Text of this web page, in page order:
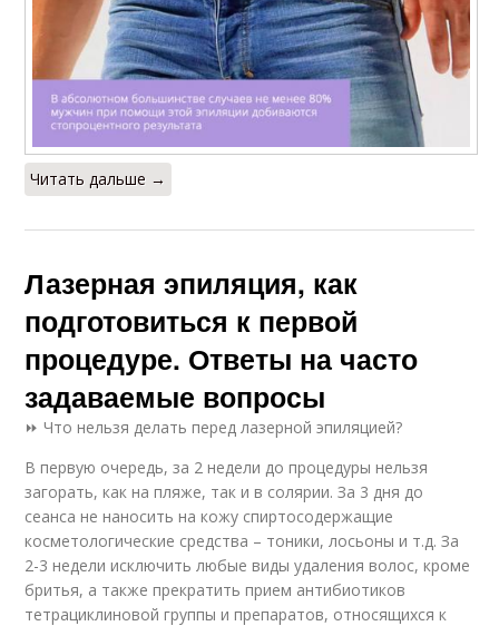
Читать дальше →
Лазерная эпиляция, как
подготовиться к первой
процедуре. Ответы на часто
задаваемые вопросы
⏩ Что нельзя делать перед лазерной эпиляцией?
В первую очередь, за 2 недели до процедуры нельзя
загорать, как на пляже, так и в солярии. За 3 дня до
сеанса не наносить на кожу спиртосодержащие
косметологические средства – тоники, лосьоны и т.д. За
2-3 недели исключить любые виды удаления волос, кроме
бритья, а также прекратить прием антибиотиков
тетрациклиновой группы и препаратов, относящихся к